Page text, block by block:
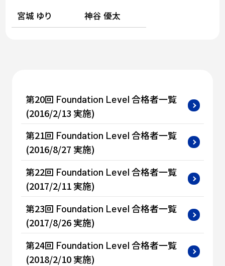
宮城 ゆり 神谷 優太
第20回 Foundation Level 合格者一覧
(2016/2/13 実施)
第21回 Foundation Level 合格者一覧
(2016/8/27 実施)
第22回 Foundation Level 合格者一覧
(2017/2/11 実施)
第23回 Foundation Level 合格者一覧
(2017/8/26 実施)
第24回 Foundation Level 合格者一覧
(2018/2/10 実施)